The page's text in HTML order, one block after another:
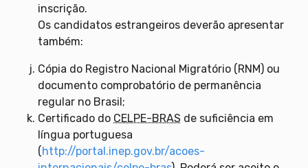
inscrição.
Os candidatos estrangeiros deverão apresentar
também:
Cópia do Registro Nacional Migratório (RNM) ou
documento comprobatório de permanência
regular no Brasil;
Certificado do CELPE-BRAS de suficiência em
língua portuguesa
( http://portal.inep.gov.br/acoes-